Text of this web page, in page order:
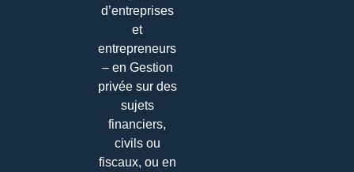
d’entreprises
et
entrepreneurs
– en Gestion
privée sur des
sujets
financiers,
civils ou
fiscaux, ou en